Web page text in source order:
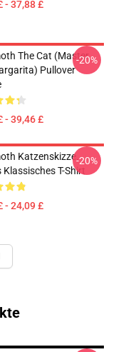
- 37,88 £
The Cat (Master
Pullover
- 39,46 £
-20%
Katzenskizze.
Klassisches T-Shirt
- 24,09 £
-20%